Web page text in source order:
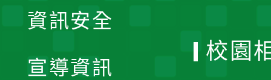
資訊安全
宣導資訊
校園